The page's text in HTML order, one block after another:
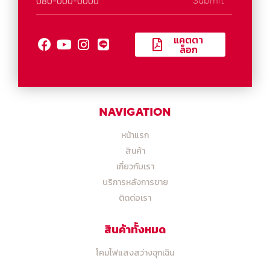
แคตตา
ล็อก
NAVIGATION
หน้าแรก
สินค้า
เกี่ยวกับเรา
บริการหลังการขาย
ติดต่อเรา
สินค้าทั้งหมด
โคมไฟแสงสว่างฉุกเฉิน